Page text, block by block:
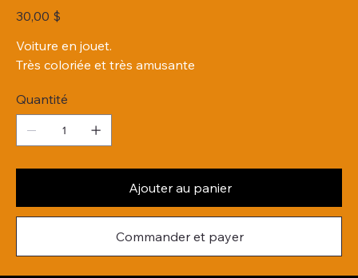
Prix
30,00 $
Voiture en jouet.
Très coloriée et très amusante
Quantité
Ajouter au panier
Commander et payer